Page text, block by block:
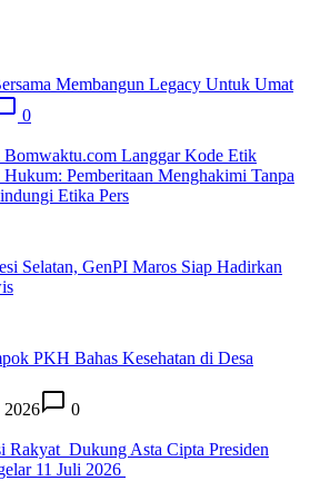
Membangun Legacy Untuk Umat
0
Langgar Kode Etik
Pemberitaan Menghakimi Tanpa
Etika Pers
Selatan, GenPI Maros Siap Hadirkan
PKH Bahas Kesehatan di Desa
2026
0
Rakyat Dukung Asta Cipta Presiden
11 Juli 2026